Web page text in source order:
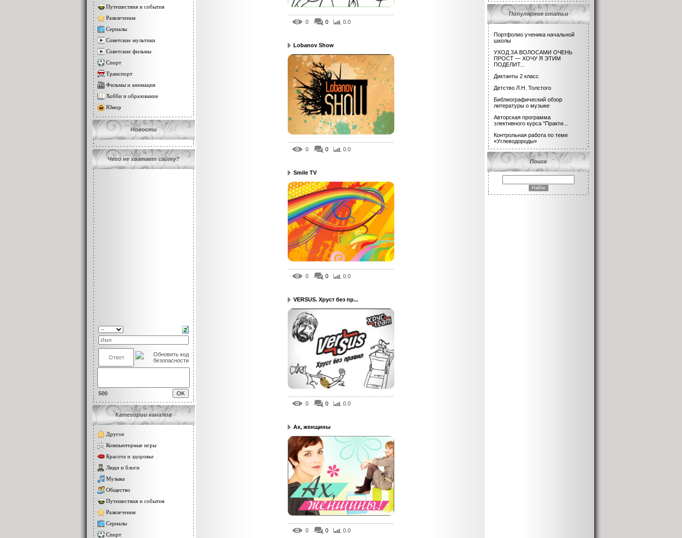
Путешествия и события
Развлечения
Сериалы
Советские мультики
Советские фильмы
Спорт
Транспорт
Фильмы и анимация
Хобби и образование
Юмор
Новости
Чего не хватает сайту?
500
Категории каналов
Другое
Компьютерные игры
Красота и здоровье
Люди и блоги
Музыка
Общество
Путешествия и события
Развлечения
Сериалы
Спорт
0 0 0.0
Lobanov Show
0 0 0.0
Smile TV
0 0 0.0
VERSUS. Хруст без пр...
0 0 0.0
Ах, женщины
0 0 0.0
Популярное статьи
Портфолио ученика начальной
школы
УХОД ЗА ВОЛОСАМИ ОЧЕНЬ
ПРОСТ — ХОЧУ Я ЭТИМ
ПОДЕЛИТ...
Диктанты 2 класс
Детство Л.Н. Толстого
Библиографический обзор
литературы о музыке
Авторская программа
элективного курса "Практи...
Контрольная работа по теме
«Углеводороды»
Поиск